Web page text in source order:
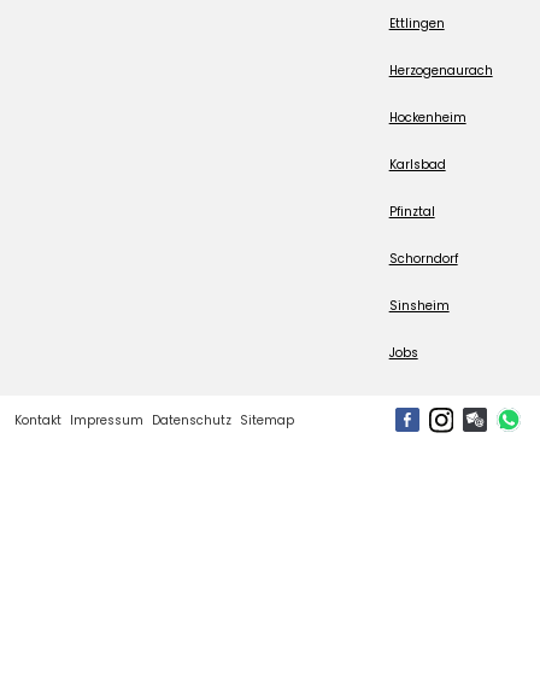
Ettlingen
Herzogenaurach
Hockenheim
Karlsbad
Pfinztal
Schorndorf
Sinsheim
Jobs
Kontakt Impressum Datenschutz Sitemap